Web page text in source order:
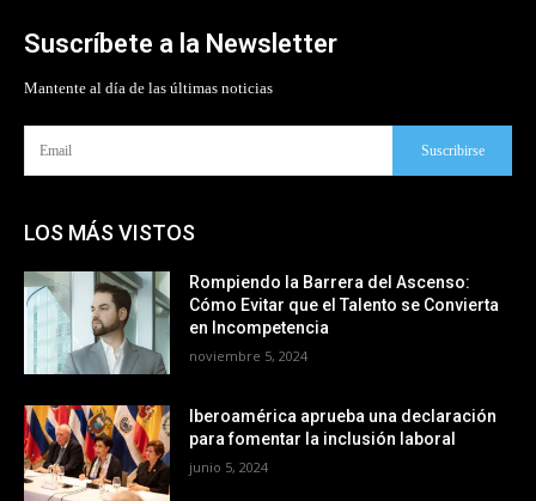
Suscríbete a la Newsletter
Mantente al día de las últimas noticias
Suscribirse
LOS MÁS VISTOS
Rompiendo la Barrera del Ascenso:
Cómo Evitar que el Talento se Convierta
en Incompetencia
noviembre 5, 2024
Iberoamérica aprueba una declaración
para fomentar la inclusión laboral
junio 5, 2024